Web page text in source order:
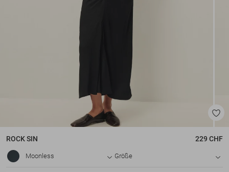
ROCKSIN 229 CHF
Moonless Größe